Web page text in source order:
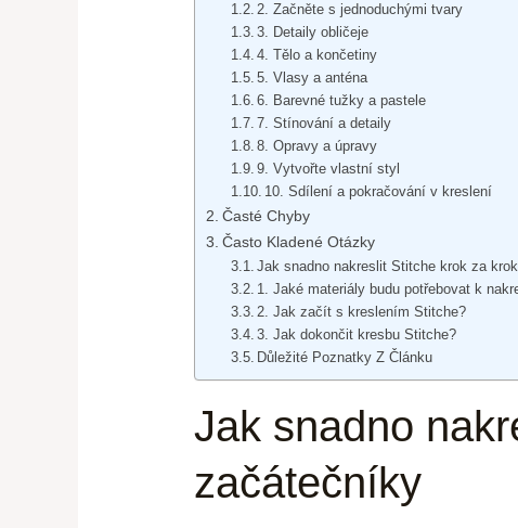
2. Začněte s jednoduchými tvary
3. Detaily obličeje
4. Tělo a končetiny
5. Vlasy a anténa
6. Barevné tužky a pastele
7. Stínování a detaily
8. Opravy a úpravy
9. Vytvořte vlastní styl
10. Sdílení a pokračování v kreslení
Časté Chyby
Často Kladené Otázky
Jak snadno nakreslit Stitche krok za
1. Jaké materiály budu potřebovat k
2. Jak začít s kreslením Stitche?
3. Jak dokončit kresbu Stitche?
Důležité Poznatky Z Článku
Jak snadno
začátečníky